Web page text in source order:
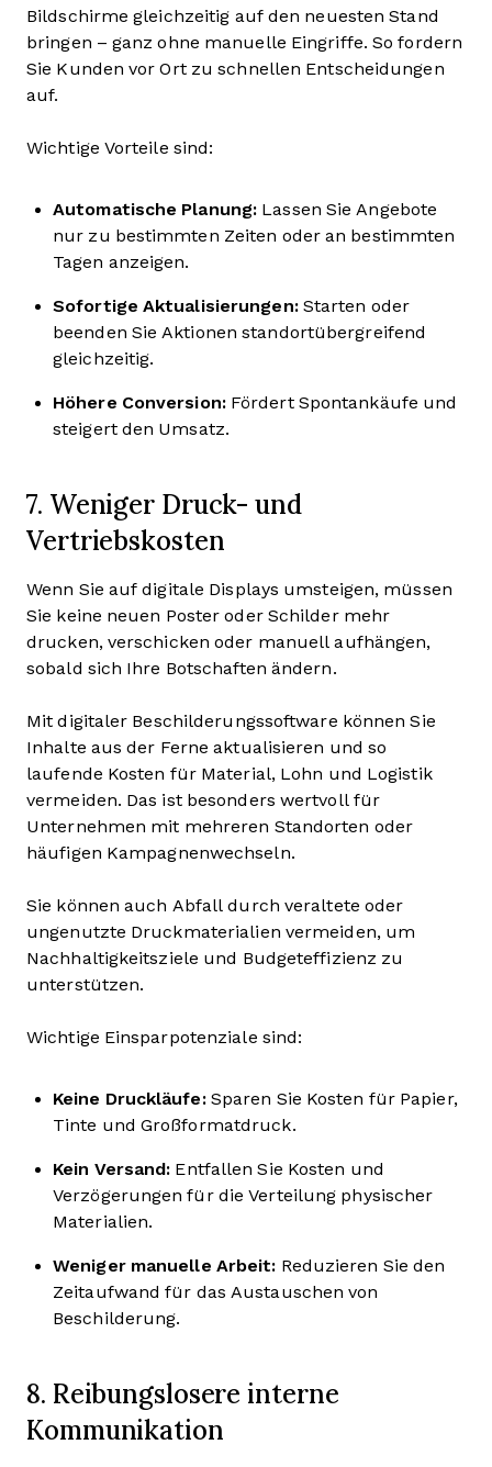
Bildschirme gleichzeitig auf den neuesten Stand
bringen – ganz ohne manuelle Eingriffe. So fordern
Sie Kunden vor Ort zu schnellen Entscheidungen
auf.
Wichtige Vorteile sind:
Automatische Planung: Lassen Sie Angebote
nur zu bestimmten Zeiten oder an bestimmten
Tagen anzeigen.
Sofortige Aktualisierungen:Starten oder
beenden Sie Aktionen standortübergreifend
gleichzeitig.
Höhere Conversion:Fördert Spontankäufe und
steigert den Umsatz.
7. Weniger Druck- und
Vertriebskosten
Wenn Sie auf digitale Displays umsteigen, müssen
Sie keine neuen Poster oder Schilder mehr
drucken, verschicken oder manuell aufhängen,
sobald sich Ihre Botschaften ändern.
Mit digitaler Beschilderungssoftware können Sie
Inhalte aus der Ferne aktualisieren und so
laufende Kosten für Material, Lohn und Logistik
vermeiden. Das ist besonders wertvoll für
Unternehmen mit mehreren Standorten oder
häufigen Kampagnenwechseln.
Sie können auch Abfall durch veraltete oder
ungenutzte Druckmaterialien vermeiden, um
Nachhaltigkeitsziele und Budgeteffizienz zu
unterstützen.
Wichtige Einsparpotenziale sind:
Keine Druckläufe:Sparen Sie Kosten für Papier,
Tinte und Großformatdruck.
Kein Versand: Entfallen Sie Kosten und
Verzögerungen für die Verteilung physischer
Materialien.
Weniger manuelle Arbeit: Reduzieren Sie den
Zeitaufwand für das Austauschen von
Beschilderung.
8. Reibungslosere interne
Kommunikation